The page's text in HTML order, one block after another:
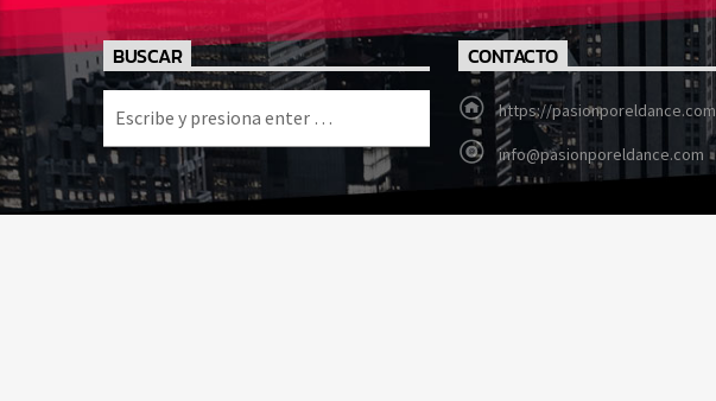
BUSCAR CONTACTO
https://pasionporeldance.com
info@pasionporeldance.com